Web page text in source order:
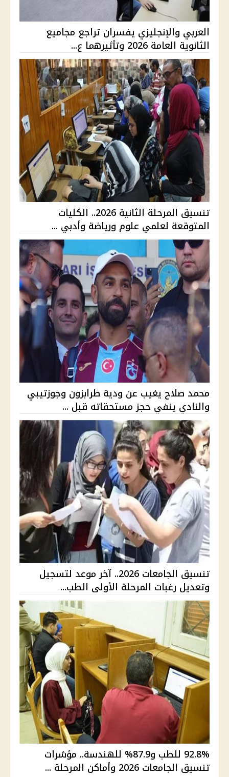
العربي والإنجليزي يفسران تراجع مجاميع
الثانوية العامة 2026 وتأثيرهما ع...
تنسيق المرحلة الثانية 2026.. الكليات
المتوقعة لعلمي علوم ورياضة وأدبي ...
محمد صلاح يغيب عن ودية طرابزون وجوزتيبي
والنادي ينفي حجز مستحقاته قبل ...
تنسيق الجامعات 2026.. آخر موعد لتسجيل
وتعديل رغبات المرحلة الأولى الطب...
92.8% للطب و87.9% للهندسة.. مؤشرات
تنسيق الجامعات 2026 وأماكن المرحلة ...